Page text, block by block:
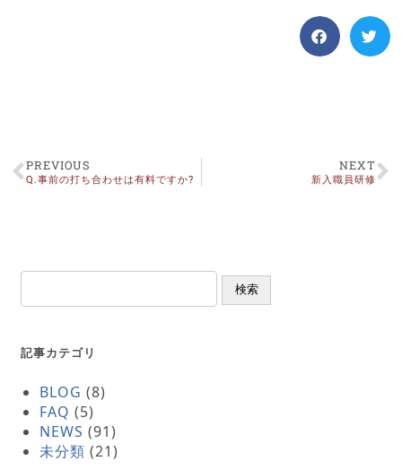
PREVIOUS
Q.事前の打ち合わせは有料ですか?
NEXT
新入職員研修
検索
記事カテゴリ
BLOG (8)
FAQ (5)
NEWS (91)
未分類 (21)